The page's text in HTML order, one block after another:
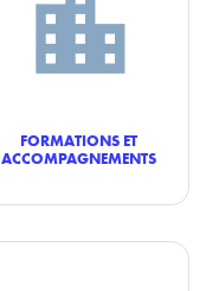
FORMATIONS ET
ACCOMPAGNEMENTS